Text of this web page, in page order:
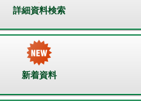
詳細資料検索
新着資料